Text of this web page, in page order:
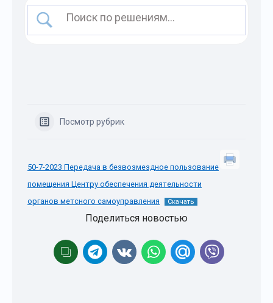
Посмотр рубрик
50-7-2023 Передача в безвозмездное пользование
помещения Центру обеспечения деятельности
органов метсного самоуправления
Скачать
Поделиться новостью